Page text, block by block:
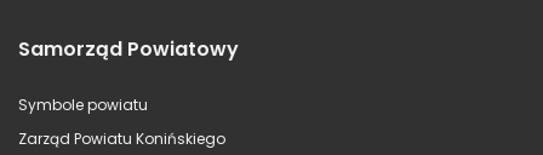
Samorząd Powiatowy
Symbole powiatu
Zarząd Powiatu Konińskiego